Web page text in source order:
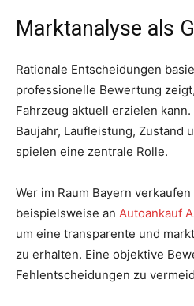
Marktanalyse als
Rationale Entscheidungen
professionelle Bewertung
Fahrzeug aktuell erzielen
Baujahr, Laufleistung, Zustand
spielen eine zentrale Rolle.
Wer im Raum Bayern
beispielsweise an Autoankauf
um eine transparente und
zu erhalten. Eine objektive
Fehlentscheidungen zu